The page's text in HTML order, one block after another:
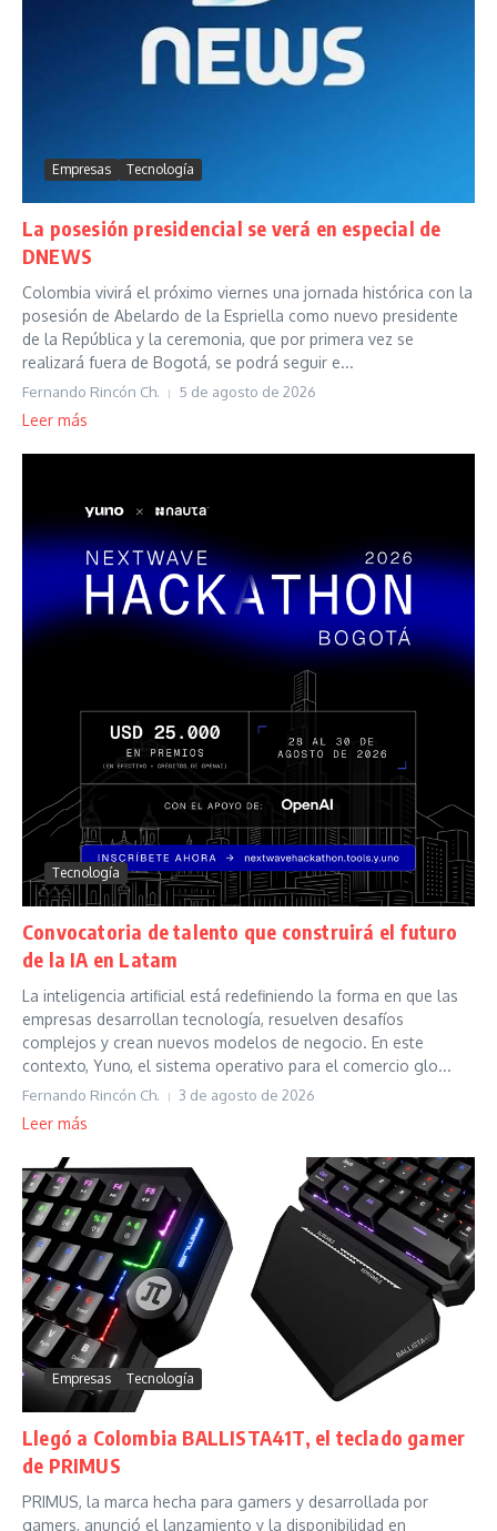
Empresas Tecnología
La posesión presidencial se verá en especial de
DNEWS
Colombia vivirá el próximo viernes una jornada histórica con la
posesión de Abelardo de la Espriella como nuevo presidente
de la República y la ceremonia, que por primera vez se
realizará fuera de Bogotá, se podrá seguir e...
Fernando Rincón Ch. 5 de agosto de 2026
Leer más
Tecnología
Convocatoria de talento que construirá el futuro
de la IA en Latam
La inteligencia artificial está redefiniendo la forma en que las
empresas desarrollan tecnología, resuelven desafíos
complejos y crean nuevos modelos de negocio. En este
contexto, Yuno, el sistema operativo para el comercio glo...
Fernando Rincón Ch. 3 de agosto de 2026
Leer más
Empresas Tecnología
Llegó a Colombia BALLISTA41T, el teclado gamer
de PRIMUS
PRIMUS, la marca hecha para gamers y desarrollada por
gamers, anunció el lanzamiento y la disponibilidad en